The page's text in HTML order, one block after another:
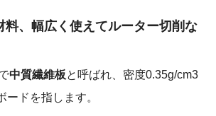
料、幅広く使えてルーター切削な
中質繊維板と呼ばれ、密度0.35g/cm3
ードを指します。